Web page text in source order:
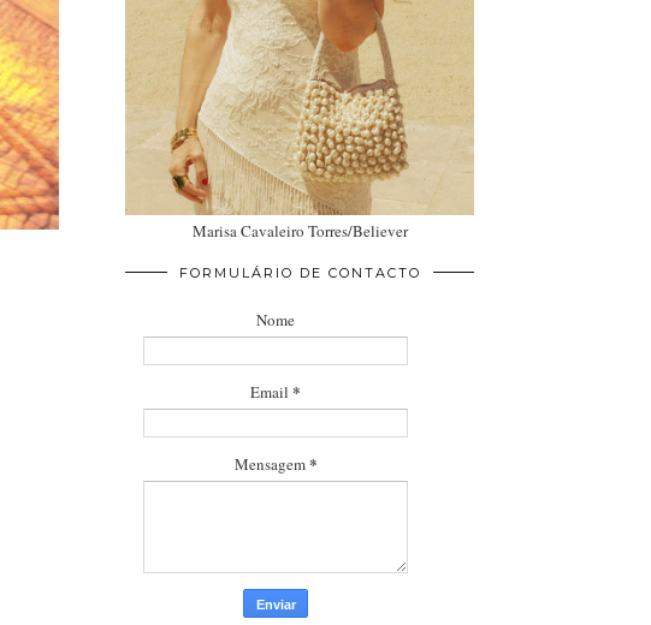
Marisa Cavaleiro Torres/Believer
FORMULÁRIO DE CONTACTO
Nome
Email *
Mensagem*